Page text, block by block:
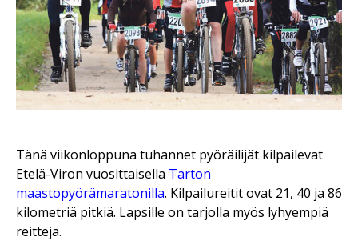
Tänä viikonloppuna tuhannet pyöräilijät kilpailevat
Etelä-Viron vuosittaisella Tarton
maastopyörämaratonilla. Kilpailureitit ovat 21, 40 ja 86
kilometriä pitkiä. Lapsille on tarjolla myös lyhyempiä
reittejä.